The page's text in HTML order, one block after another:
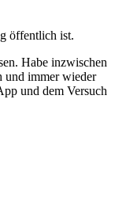
öffentlich ist.
Habe inzwischen
und immer wieder
und dem Versuch